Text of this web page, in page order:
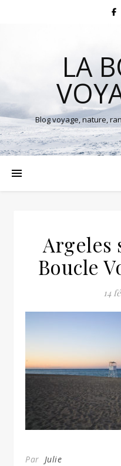
LA
Blog voyage, nature,
Argeles
Boucle
14
Par Julie